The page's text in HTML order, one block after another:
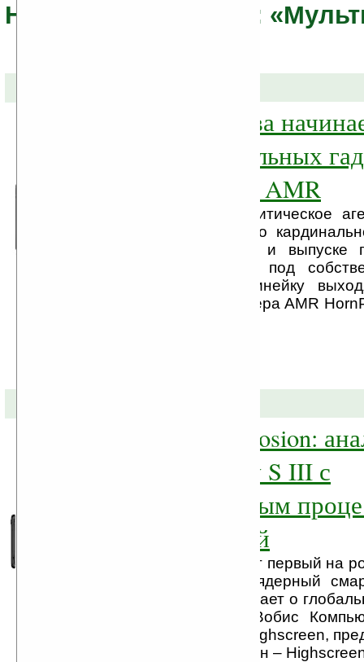
Новости из раздела:
Марина Рожкова
поставки мобильных
своим брендом AMR
Информационно-аналитическое
Рожковой объявляет о
сферы деятельности и выпуске
мобильных гаджетов под
(AMR). В первую линейку
планшетного компьютера AMR
Highscreen Explosion:
Samsung Galaxy S III с
четырехъядерным
13 тысяч рублей
Highscreen анонсирует первый на
бюджетный четырехъядерный
на вопросы и напоминает о
линейки Компания «Вобис
российского бренда Highscreen,
флагманский смартфон –